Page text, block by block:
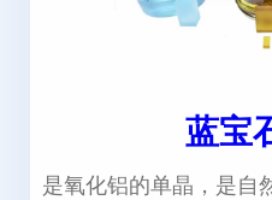
蓝宝
是氧化铝的单晶，是自